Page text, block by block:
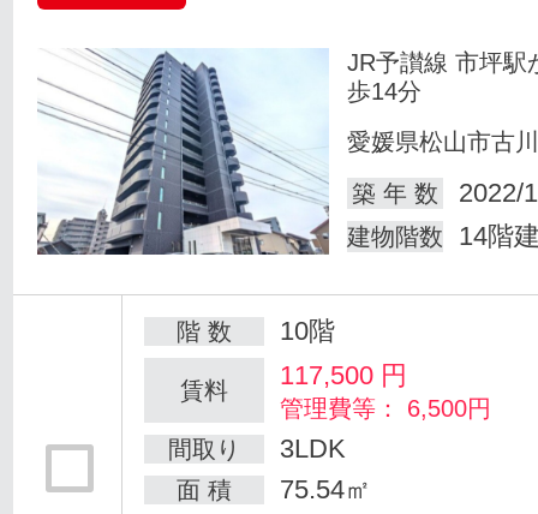
JR予讃線 市坪駅
歩14分
愛媛県松山市古
築 年 数
2022/
建物階数 14階
階 数 10階
賃料 117,500 円
管理費等： 6,500円
間取り
3LDK
面 積 75.54㎡